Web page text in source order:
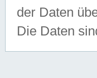
der Daten
Die Daten